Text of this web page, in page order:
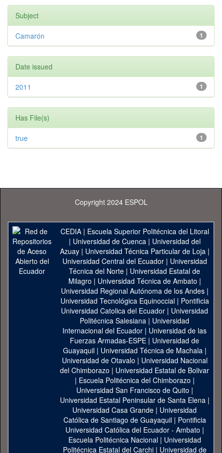
Subject
1
Camarón
Date issued
1
2011
Has File(s)
1
true
Copyright 2024 ESPOL
CEDIA| Escuela Superior Politécnica del Litoral
| Universidad de Cuenca| Universidad del
Azuay| Universidad Técnica Particular de Loja|
Universidad Central del Ecuador| Universidad
Técnica del Norte | Universidad Estatal de
Milagro | Universidad Técnica de Ambato |
Universidad Regional Autónoma de los Andes|
Universidad Tecnológica Equinoccial| Pontificia
Universidad Catolica del Ecuador | Universidad
Politécnica Salesiana | Universidad
Internacional del Ecuador | Universidad de las
Fuerzas Armadas-ESPE | Universidad de
Guayaquil| Universidad Técnica de Machala|
Universidad de Otavalo | Universidad Nacional
del Chimborazo | Universidad Estatal de Bolivar
| Escuela Politécnica del Chimborazo |
Universidad San Francisco de Quito |
Universidad Estatal Peninsular de Santa Elena|
Universidad Casa Grande | Universidad
Católica de Santiago de Guayaquil| Pontificia
Universidad Católica del Ecuador - Ambato |
Escuela Politécnica Nacional| Universidad
Politécnica Estatal del Carchi| Universidad de